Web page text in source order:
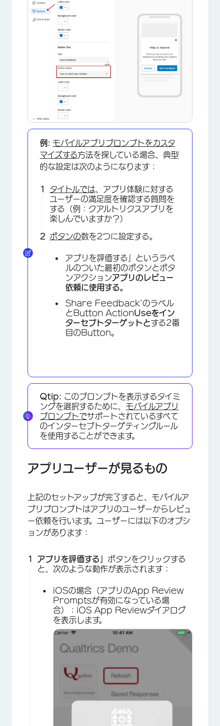
例: モバイルアプリプロンプトをカスタ
マイズする方法を探している場合、典型
的な設定は次のようになります：
タイトルでは、アプリ体験に対する
ユーザーの満足度を確認する質問を
する（例：クアルトリクスアプリを
楽しんでいますか？）
ボタンの数を2つに設定する。
アプリを評価する」というラベ
ルのついた最初のボタンとボタ
ンアクションアプリのレビュー
依頼に使用する。
Share Feedback’のラベル
とButton ActionUseをイン
ターセプトターゲットとする2番
目のButton。
Qtip: このプロンプトを表示するタイミ
ングを選択するために、 モバイルアプリ
プロンプトでサポートされているすべて
のインターセプトターゲティングルール
を使用することができます。
アプリユーザーが見るもの
上記のセットアップが完了すると、モバイルア
プリプロンプトはアプリのユーザーからレビュ
ー依頼を行います。ユーザーには以下のオプシ
ョンがあります：
アプリを評価する」 ボタンをクリックする
と、次のような動作が表示されます：
iOSの場合（アプリのApp Review
Promptsが有効になっている場
合）：iOS App Reviewダイアログ
を表示します。